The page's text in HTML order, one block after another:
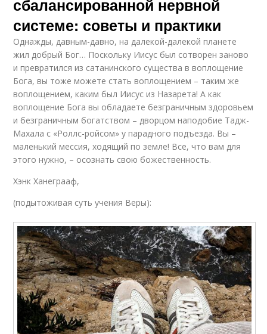
сбалансированной нервной
системе: советы и практики
Однажды, давным-давно, на далекой-далекой планете
жил добрый Бог… Поскольку Иисус был сотворен заново
и превратился из сатанинского существа в воплощение
Бога, вы тоже можете стать воплощением – таким же
воплощением, каким был Иисус из Назарета! А как
воплощение Бога вы обладаете безграничным здоровьем
и безграничным богатством – дворцом наподобие Тадж-
Махала с «Роллс-ройсом» у парадного подъезда. Вы –
маленький мессия, ходящий по земле! Все, что вам для
этого нужно, – осознать свою божественность.
Хэнк Ханеграаф,
(подытоживая суть учения Веры):